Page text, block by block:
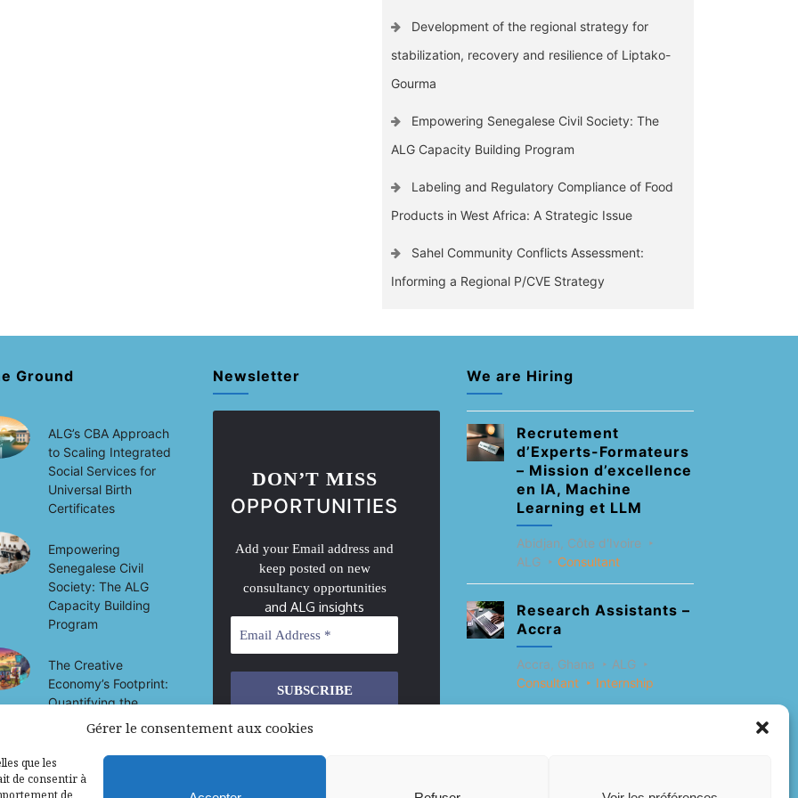
Gérer le consentement aux cookies
que les
de consentir à
de
Development of the regional strategy for
stabilization, recovery and resilience of Liptako-
Gourma
Empowering Senegalese Civil Society: The
ALG Capacity Building Program
Labeling and Regulatory Compliance of Food
Products in West Africa: A Strategic Issue
Sahel Community Conflicts Assessment:
Informing a Regional P/CVE Strategy
Ground
ALG’s CBA Approach
to Scaling Integrated
Social Services for
Universal Birth
Certificates
Empowering
Senegalese Civil
Society: The ALG
Capacity Building
Program
The Creative
Economy’s Footprint:
Quantifying the
Socio-Economic
Development in Mali
Newsletter
DON’T MISS
OPPORTUNITIES
Add your Email address and
keep posted on new
consultancy opportunities
and ALG insights
We don’t spam! Read our
policyfor more info.
We are Hiring
Recrutement
d’Experts-Formateurs
– Mission d’excellence
en IA, Machine
Learning et LLM
Abidjan, Côte d'Ivoire
ALG
Consultant
Research Assistants –
Accra
Accra, Ghana
ALG
Consultant
Internship